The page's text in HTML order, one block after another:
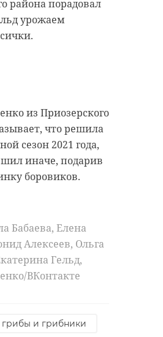
района порадовал
урожаем
из Приозерского
что решила
сезон 2021 года,
иначе, подарив
боровиков.
Бабаева, Елена
Алексеев, Ольга
Гельд,
ВКонтакте
грибы и грибники